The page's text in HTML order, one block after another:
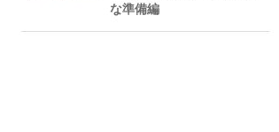
な準備編